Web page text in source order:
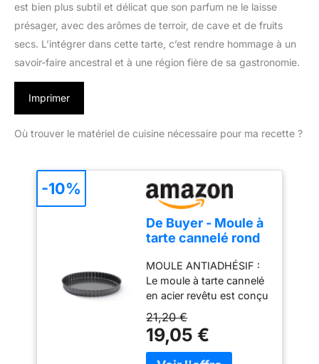
est bien plus subtil et délicat que son parfum ne le laisse
présager, avec des arômes de terroir, de cave et de fruits
secs. L’intégrer dans cette tarte, c’est rendre hommage à un
savoir-faire ancestral et à une région fière de sa gastronomie.
Imprimer
Où trouver le matériel de cuisine nécessaire pour ma recette ?
De Buyer - Moule à
tarte cannelé rond
Diamètre 24 cm -,
Noir
MOULE ANTIADHÉSIF :
Le moule à tarte cannelé
en acier revêtu est conçu
avec soin et précision
par De Buyer,
garantissant ainsi une
qualité supérieure et un
21,20 €
19,05 €
-10%